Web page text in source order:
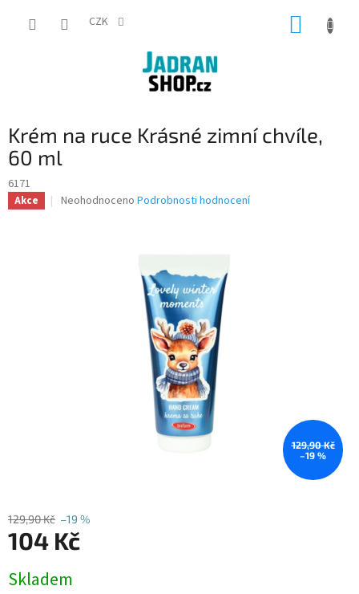
CZK
Krém na ruce Krásné zimní chvíle,
60 ml
6171
Akce
Průměrné
Neohodnoceno Podrobnosti hodnocení
129,90 Kč
–19 %
129,90 Kč –19 %
104 Kč
cena:
Skladem